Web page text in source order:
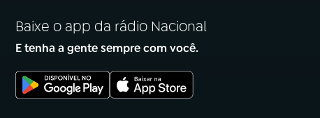
Baixe o app da rádio Nacional
E tenha a gente sempre com você.